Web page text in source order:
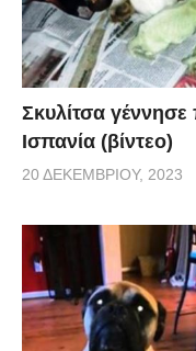
Σκυλίτσα
Ισπανία (βίντεο)
20 ΔΕΚΕΜΒΡΊΟΥ, 2023